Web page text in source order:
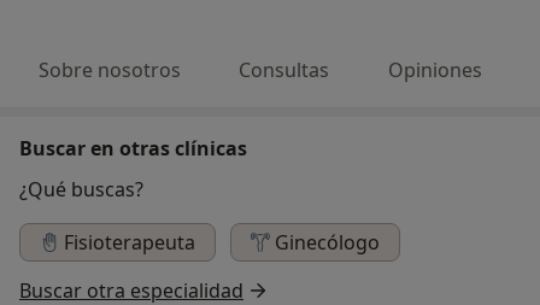
Sobre nosotros Consultas Opiniones
Buscar en otras clínicas
¿Qué buscas?
Fisioterapeuta
Ginecólogo
Buscar otra especialidad